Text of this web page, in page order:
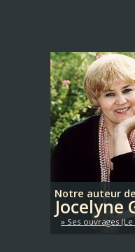
Notre auteur
Jocelyne
Ses ouvrages